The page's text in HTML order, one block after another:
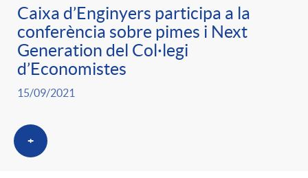
Caixa d’Enginyers participa a la
conferència sobre pimes i Next
Generation del Col·legi
d’Economistes
15/09/2021
+